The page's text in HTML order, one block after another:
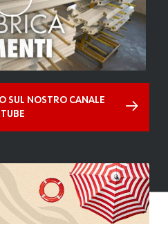
SUL NOSTRO CANALE